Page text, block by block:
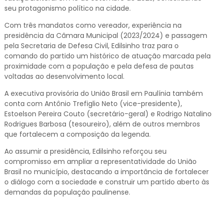
seu protagonismo político na cidade.
Com três mandatos como vereador, experiência na
presidência da Câmara Municipal (2023/2024) e passagem
pela Secretaria de Defesa Civil, Edilsinho traz para o
comando do partido um histórico de atuação marcada pela
proximidade com a população e pela defesa de pautas
voltadas ao desenvolvimento local.
A executiva provisória do União Brasil em Paulínia também
conta com Antônio Trefiglio Neto (vice-presidente),
Estoelson Pereira Couto (secretário-geral) e Rodrigo Natalino
Rodrigues Barbosa (tesoureiro), além de outros membros
que fortalecem a composição da legenda.
Ao assumir a presidência, Edilsinho reforçou seu
compromisso em ampliar a representatividade do União
Brasil no município, destacando a importância de fortalecer
o diálogo com a sociedade e construir um partido aberto às
demandas da população paulinense.